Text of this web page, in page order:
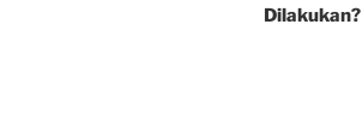
Dilakukan?